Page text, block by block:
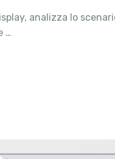
analizza lo
…